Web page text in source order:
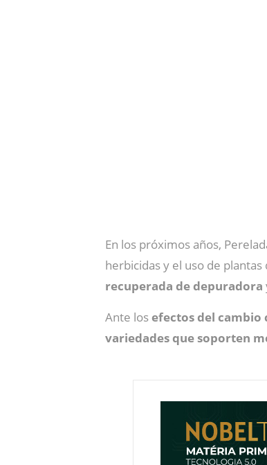
En los próximos años,
herbicidas y el uso de
recuperada de depuradora
Ante losefectos del cambio
variedades que soporten